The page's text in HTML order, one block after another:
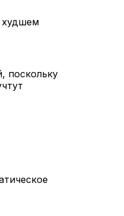
худшем
поскольку